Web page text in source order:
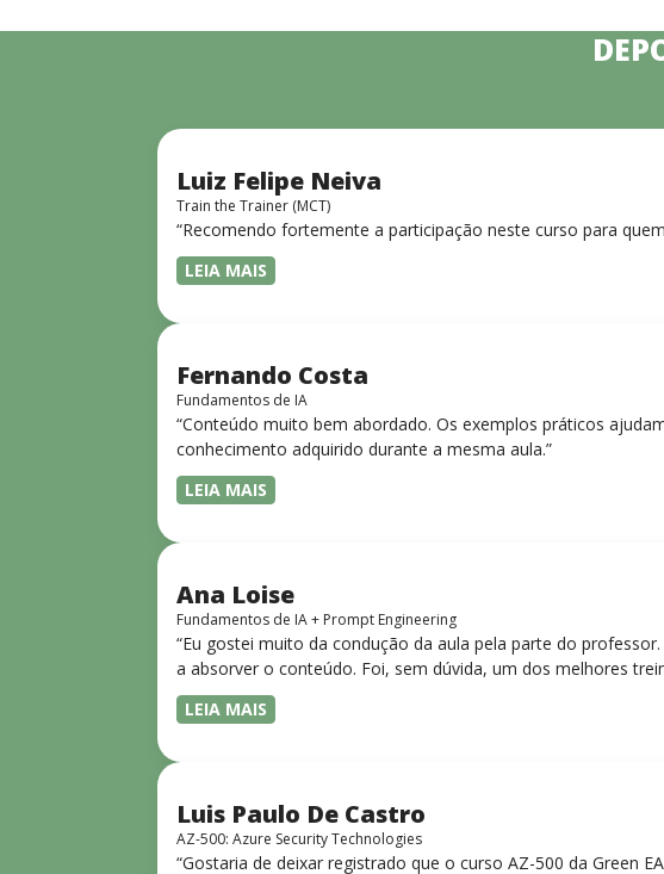
Luiz Felipe Neiva
Train the Trainer (MCT)
“Recomendo fortemente a participação neste curso para
LEIA MAIS
Fernando Costa
Fundamentos de IA
“Conteúdo muito bem abordado. Os exemplos práticos
conhecimento adquirido durante a mesma aula.”
LEIA MAIS
Ana Loise
Fundamentos de IA + Prompt Engineering
“Eu gostei muito da condução da aula pela parte do
a absorver o conteúdo. Foi, sem dúvida, um dos melhores
LEIA MAIS
Luis Paulo De Castro
AZ-500: Azure Security Technologies
“Gostaria de deixar registrado que o curso AZ-500 da Green